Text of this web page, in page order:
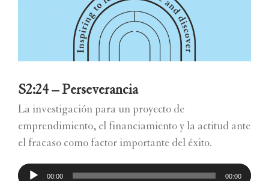
S2:24 – Perseverancia
La investigación para un proyecto de
emprendimiento, el financiamiento y la actitud ante
el fracaso como factor importante del éxito.
Reproductor
00:00 00:00